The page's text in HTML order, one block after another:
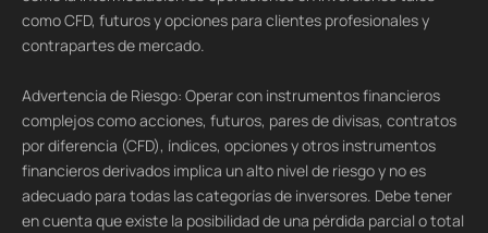
como CFD, futuros y opciones para clientes profesionales y
contrapartes de mercado.
Advertencia de Riesgo: Operar con instrumentos financieros
complejos como acciones, futuros, pares de divisas, contratos
por diferencia (CFD), índices, opciones y otros instrumentos
financieros derivados implica un alto nivel de riesgo y no es
adecuado para todas las categorías de inversores. Debe tener
en cuenta que existe la posibilidad de una pérdida parcial o total